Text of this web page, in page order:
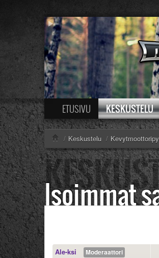
ETUSIVU KESKUSTELU
/ Keskustelu /
Isoimmat
Ale-ksi Moderaattori